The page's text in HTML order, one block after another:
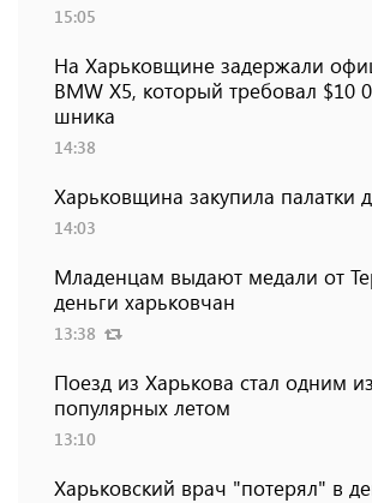
15:05
На Харьковщине задержали
BMW Х5, который требовал $10
шника
14:38
Харьковщина закупила палатки
14:03
Младенцам выдают медали от
деньги харьковчан
13:38
Поезд из Харькова стал одним
популярных летом
13:10
Харьковский врач "потерял" в